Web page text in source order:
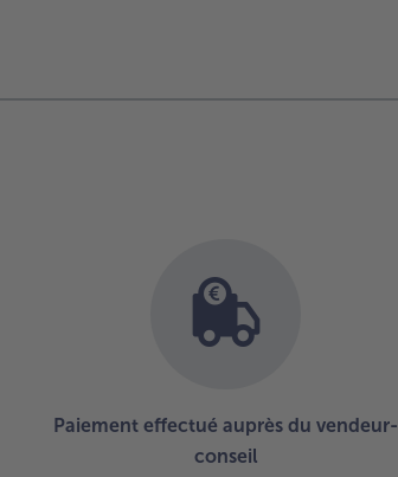
Paiement effectué auprès du vendeur-
conseil